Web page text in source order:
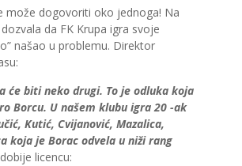
može dogovoriti oko jednoga! Na
da FK Krupa igra svoje
našao u problemu. Direktor
će biti neko drugi. To je odluka koja
Borcu. U našem klubu igra 20 -ak
Kutić, Cvijanović, Mazalica,
koja je Borac odvela u niži rang
licencu: